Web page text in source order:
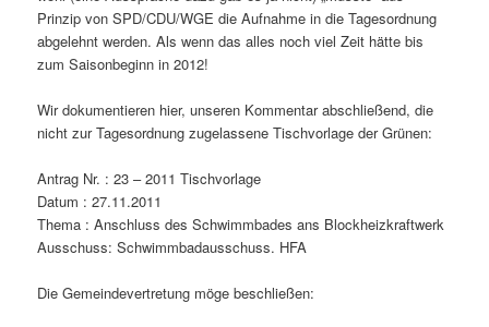
Prinzip von SPD/CDU/WGE die Aufnahme in die Tagesordnung
abgelehnt werden. Als wenn das alles noch viel Zeit hätte bis
zum Saisonbeginn in 2012!
Wir dokumentieren hier, unseren Kommentar abschließend, die
nicht zur Tagesordnung zugelassene Tischvorlage der Grünen:
Antrag Nr. : 23 – 2011 Tischvorlage
Datum : 27.11.2011
Thema : Anschluss des Schwimmbades ans Blockheizkraftwerk
Ausschuss: Schwimmbadausschuss. HFA
Die Gemeindevertretung möge beschließen: